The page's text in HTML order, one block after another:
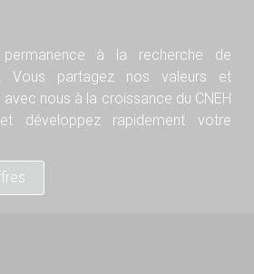
à la recherche de
Vous partagez nos valeurs et
nous à la croissance du CNEH
développez rapidement votre